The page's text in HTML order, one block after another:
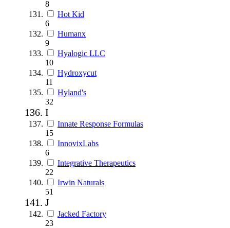
8
Hot Kid
6
Humanx
9
Hyalogic LLC
10
Hydroxycut
11
Hyland's
32
I
Innate Response Formulas
15
InnovixLabs
6
Integrative Therapeutics
22
Irwin Naturals
51
J
Jacked Factory
23